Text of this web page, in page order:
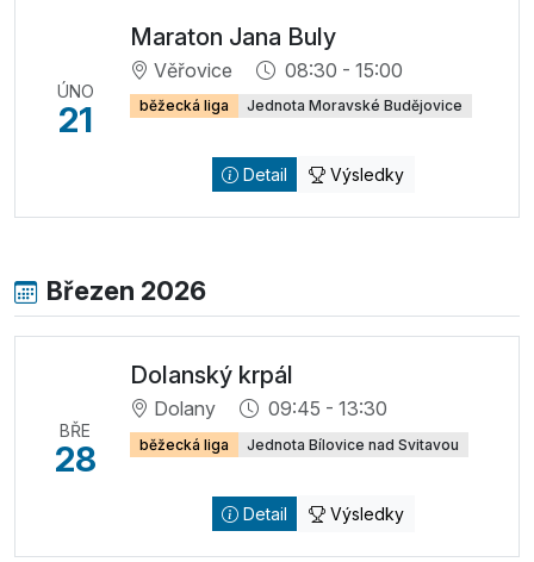
ÚNO
21
Maraton Jana Buly
Věřovice 08:30 - 15:00
běžecká liga Jednota Moravské Budějovice
Detail Výsledky
Březen 2026
BŘE
28
Dolanský krpál
Dolany 09:45 - 13:30
běžecká liga Jednota Bílovice nad Svitavou
Detail Výsledky